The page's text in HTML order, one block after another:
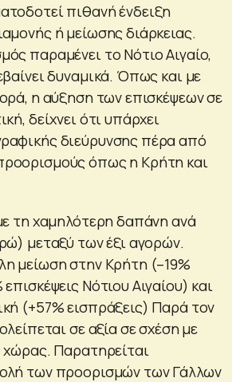
πιθανή ένδειξη
ή μείωσης διάρκειας.
παραμένει το Νότιο Αιγαίο,
δυναμικά. Όπως και με
η αύξηση των επισκέψεων σε
δείχνει ότι υπάρχει
διεύρυνσης πέρα από
όπως η Κρήτη και
τη χαμηλότερη δαπάνη ανά
μεταξύ των έξι αγορών.
μείωση στην Κρήτη (–19%
Νότιου Αιγαίου) και
(+57% εισπράξεις) Παρά τον
σε αξία σε σχέση με
Παρατηρείται
των προορισμών των Γάλλων